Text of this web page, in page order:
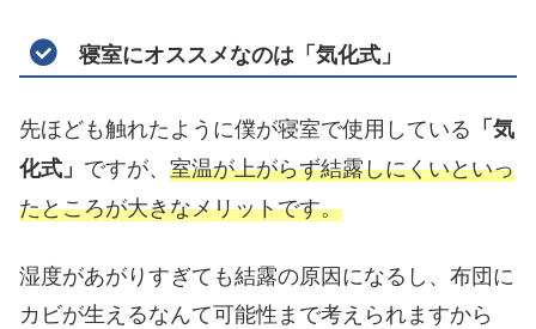
寝室にオススメなのは「気化式」
先ほども触れたように僕が寝室で使用している 「気
化式」 ですが、 室温が上がらず結露しにくいといっ
たところが大きなメリットです。
湿度があがりすぎても結露の原因になるし、布団に
カビが生えるなんて可能性まで考えられますから